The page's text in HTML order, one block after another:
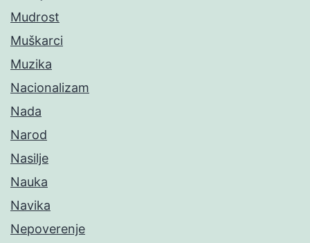
Mudrost
Muškarci
Muzika
Nacionalizam
Nada
Narod
Nasilje
Nauka
Navika
Nepoverenje